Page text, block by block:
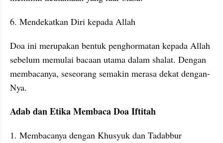
6. Mendekatkan Diri kepada Allah
Doa ini merupakan bentuk penghormatan kepada Allah
sebelum memulai bacaan utama dalam shalat. Dengan
membacanya, seseorang semakin merasa dekat dengan-
Nya.
Adab dan Etika Membaca Doa Iftitah
1. Membacanya dengan Khusyuk dan Tadabbur